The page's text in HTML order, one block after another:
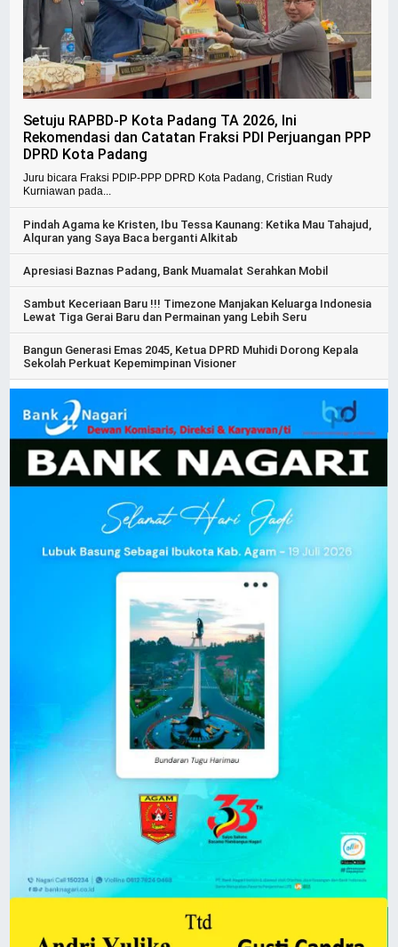
Setuju RAPBD-P Kota Padang TA 2026, Ini
Rekomendasi dan Catatan Fraksi PDI Perjuangan PPP
DPRD Kota Padang
Juru bicara Fraksi PDIP-PPP DPRD Kota Padang, Cristian Rudy
Kurniawan pada...
Pindah Agama ke Kristen, Ibu Tessa Kaunang: Ketika Mau Tahajud,
Alquran yang Saya Baca berganti Alkitab
Apresiasi Baznas Padang, Bank Muamalat Serahkan Mobil
Sambut Keceriaan Baru !!! Timezone Manjakan Keluarga Indonesia
Lewat Tiga Gerai Baru dan Permainan yang Lebih Seru
Bangun Generasi Emas 2045, Ketua DPRD Muhidi Dorong Kepala
Sekolah Perkuat Kepemimpinan Visioner